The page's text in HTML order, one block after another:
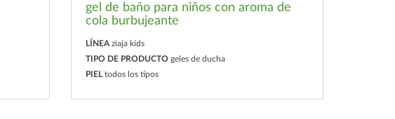
gel de baño para niños con aroma de
cola burbujeante
LÍNEA ziaja kids
TIPO DE PRODUCTO geles de ducha
PIEL todos los tipos